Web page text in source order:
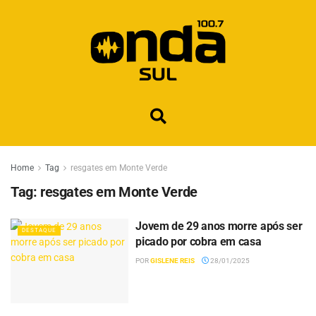
Home Tag resgates em Monte Verde
Tag: resgates em Monte Verde
DESTAQUE
Jovem de 29 anos morre após ser
picado por cobra em casa
PORGISLENE REIS 28/01/2025